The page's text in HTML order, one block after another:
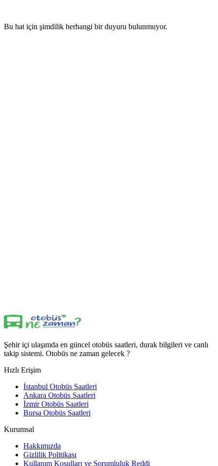
Bu hat için şimdilik herhangi bir duyuru bulunmuyor.
Şehir içi ulaşımda en güncel otobüs saatleri, durak bilgileri ve canlı
takip sistemi. Otobüs ne zaman gelecek ?
Hızlı Erişim
İstanbul Otobüs Saatleri
Ankara Otobüs Saatleri
İzmir Otobüs Saatleri
Bursa Otobüs Saatleri
Kurumsal
Hakkımızda
Gizlilik Politikası
Kullanım Koşulları ve Sorumluluk Reddi